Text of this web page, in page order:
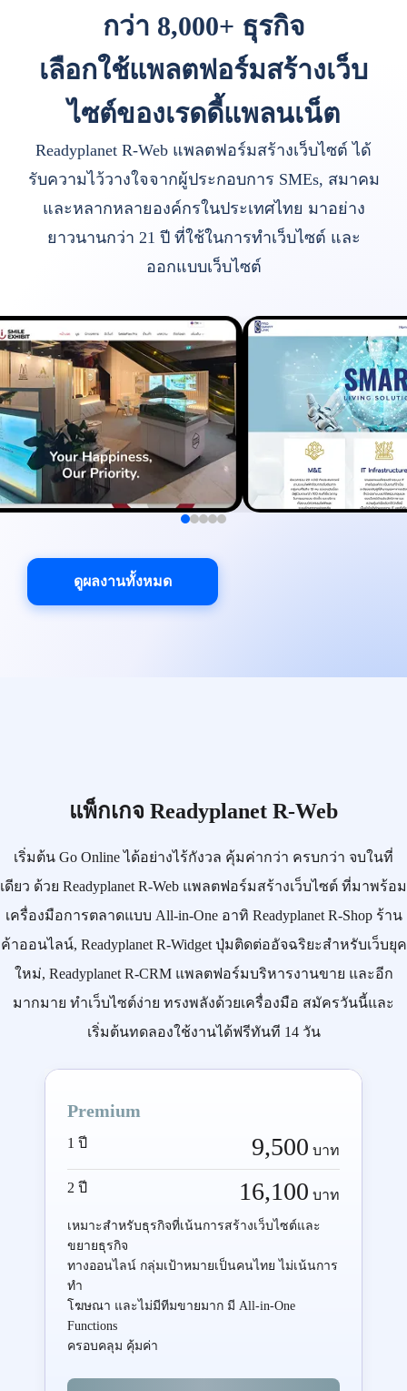
กว่า 8,000+ ธุรกิจ
เลือกใช้แพลตฟอร์มสร้างเว็บ
ไซต์ของเรดดี้แพลนเน็ต
Readyplanet R-Web แพลตฟอร์มสร้างเว็บไซต์ ได้
รับความไว้วางใจจากผู้ประกอบการ SMEs, สมาคม
และหลากหลายองค์กรในประเทศไทย มาอย่าง
ยาวนานกว่า 21 ปี ที่ใช้ในการทำเว็บไซต์ และ
ออกแบบเว็บไซต์
ดูผลงานทั้งหมด
แพ็กเกจ Readyplanet R-Web
เริ่มต้น Go Onlineได้อย่างไร้กังวล คุ้มค่ากว่า ครบกว่า จบในที่
เดียว ด้วย Readyplanet R-Web แพลตฟอร์มสร้างเว็บไซต์ ที่มาพร้อม
เครื่องมือการตลาดแบบ All-in-Oneอาทิ Readyplanet R-Shopร้าน
ค้าออนไลน์, Readyplanet R-Widgetปุ่มติดต่ออัจฉริยะสำหรับเว็บยุค
ใหม่, Readyplanet R-CRMแพลตฟอร์มบริหารงานขาย และอีก
มากมาย ทำเว็บไซต์ง่าย ทรงพลังด้วยเครื่องมือ สมัครวันนี้และ
เริ่มต้นทดลองใช้งานได้ฟรีทันที 14 วัน
Premium
1 ปี 9,500 บาท
2 ปี 16,100 บาท
เหมาะสำหรับธุรกิจที่เน้นการสร้างเว็บไซต์และ
ขยายธุรกิจ
ทางออนไลน์ กลุ่มเป้าหมายเป็นคนไทย ไม่เน้นการ
ทำ
โฆษณา และไม่มีทีมขายมาก มี All-in-One
Functions
ครอบคลุม คุ้มค่า